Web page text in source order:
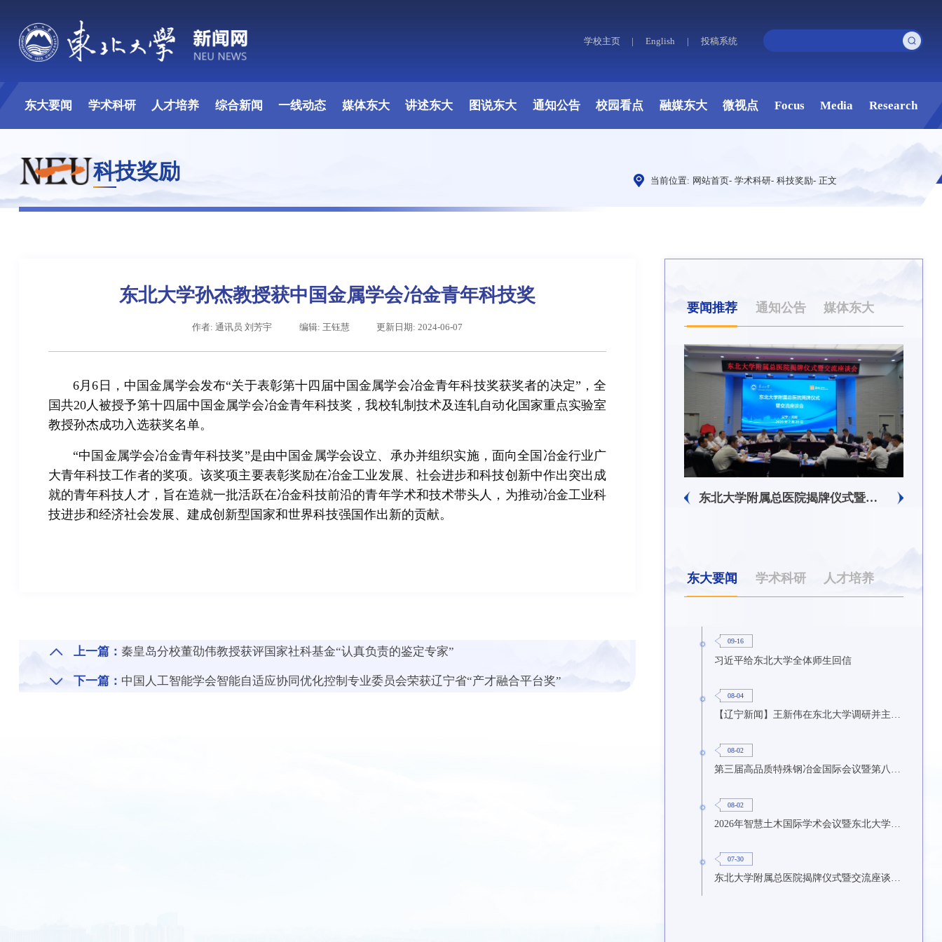
学校主页 | English | 投稿系统
东大要闻 学术科研 人才培养 综合新闻 一线动态 媒体东大 讲述东大 图说东大 通知公告 校园看点 融媒东大 微视点 Focus Media Research
科技奖励 当前位置: 网站首页- 学术科研- 科技奖励- 正文
东北大学孙杰教授获中国金属学会冶金青年科技奖
作者: 通讯员 刘芳宇 编辑: 王钰慧 更新日期: 2024-06-07
6月6日，中国金属学会发布“关于表彰第十四届中国金属学会冶金青年科技奖获奖者的决定”，全
国共20人被授予第十四届中国金属学会冶金青年科技奖，我校轧制技术及连轧自动化国家重点实验室
教授孙杰成功入选获奖名单。
“中国金属学会冶金青年科技奖”是由中国金属学会设立、承办并组织实施，面向全国冶金行业广
大青年科技工作者的奖项。该奖项主要表彰奖励在冶金工业发展、社会进步和科技创新中作出突出成
就的青年科技人才，旨在造就一批活跃在冶金科技前沿的青年学术和技术带头人，为推动冶金工业科
技进步和经济社会发展、建成创新型国家和世界科技强国作出新的贡献。
上一篇： 秦皇岛分校董劭伟教授获评国家社科基金“认真负责的鉴定专家”
下一篇： 中国人工智能学会智能自适应协同优化控制专业委员会荣获辽宁省“产才融合平台奖”
要闻推荐 通知公告 媒体东大
辽宁省卓越工程师培养联合体在东北大学成立 习近平给东北大学全体师生回信 东北大学附属总医院揭牌仪式暨交流座谈会举行
东大要闻 学术科研 人才培养
09-16
习近平给东北大学全体师生回信
08-04
【辽宁新闻】王新伟在东北大学调研并主持召开座谈会
08-02
08-02
07-30
东北大学附属总医院揭牌仪式暨交流座谈会举行